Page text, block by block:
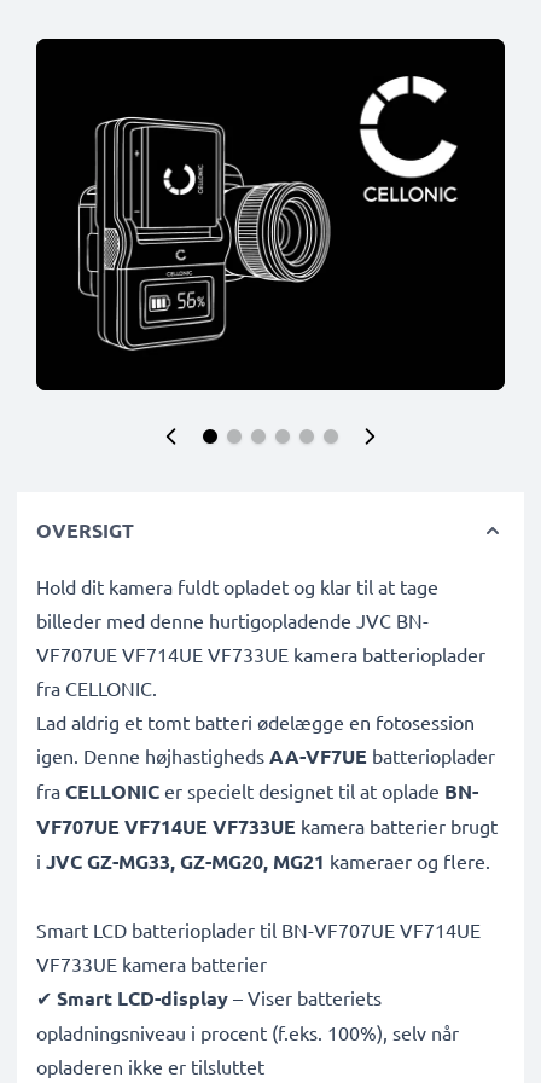
OVERSIGT
Hold dit kamera fuldt opladet og klar til at tage
billeder med denne hurtigopladende JVC BN-
VF707UE VF714UE VF733UE kamera batterioplader
fra CELLONIC.
Lad aldrig et tomt batteri ødelægge en fotosession
igen. Denne højhastigheds AA-VF7UE batterioplader
fra CELLONIC er specielt designet til at oplade BN-
VF707UE VF714UE VF733UE kamera batterier brugt
i JVC GZ-MG33, GZ-MG20, MG21 kameraer og flere.
Smart LCD batterioplader til BN-VF707UE VF714UE
VF733UE kamera batterier
✔ Smart LCD-display – Viser batteriets
opladningsniveau i procent (f.eks. 100%), selv når
opladeren ikke er tilsluttet